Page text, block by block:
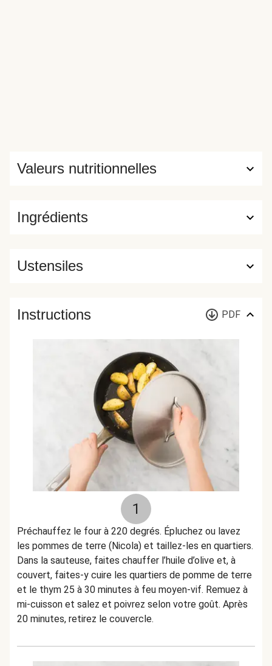
Ingrédients
Valeurs nutritionnelles
Ustensiles
Instructions PDF
1
Préchauffez le four à 220 degrés. Épluchez ou lavez
les pommes de terre (Nicola) et taillez-les en quartiers.
Dans la sauteuse, faites chauffer l’huile d’olive et, à
couvert, faites-y cuire les quartiers de pomme de terre
et le thym 25 à 30 minutes à feu moyen-vif. Remuez à
mi-cuisson et salez et poivrez selon votre goût. Après
20 minutes, retirez le couvercle.